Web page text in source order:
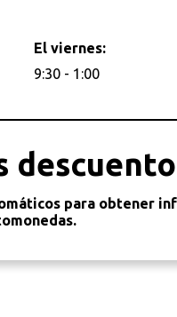
El viernes:
9:30 - 1:00
para obtener